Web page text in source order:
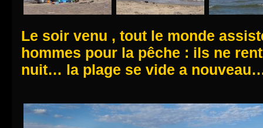
Le soir venu , tout le monde
hommes pour la pêche : ils ne
nuit… la plage se vide a